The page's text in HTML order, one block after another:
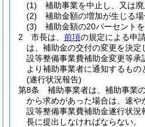
(1)
補助事業を中止し、又は
(2)
補助金額の増加が生じる場
(3)
補助金額の20パーセント
2
市長は、 前項の規定による申
は、補助金の交付の変更を決
設等整備事業費補助金変更等承
より補助事業者に通知するもの
(遂行状況報告)
第8条
補助事業者は、補助事業
から求めがあった場合は、速
設等整備事業費補助金遂行状況
長に提出しなければならない。